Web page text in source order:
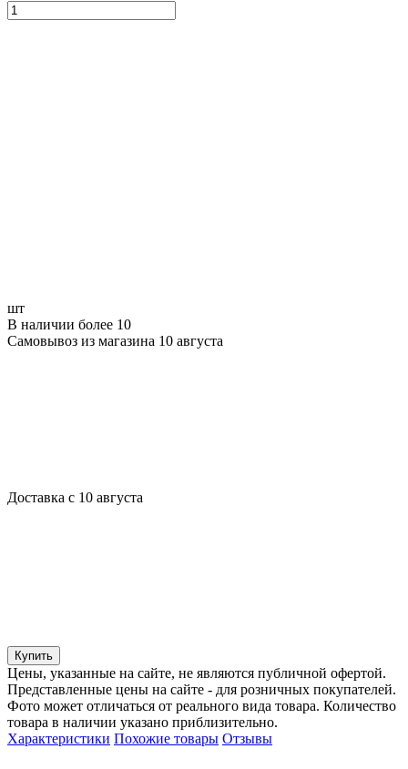
шт
В наличии более 10
Самовывоз из магазина 10 августа
Доставка с 10 августа
Купить
Цены, указанные на сайте, не являются публичной офертой.
Представленные цены на сайте - для розничных покупателей.
Фото может отличаться от реального вида товара. Количество
товара в наличии указано приблизительно.
Характеристики Похожие товары Отзывы